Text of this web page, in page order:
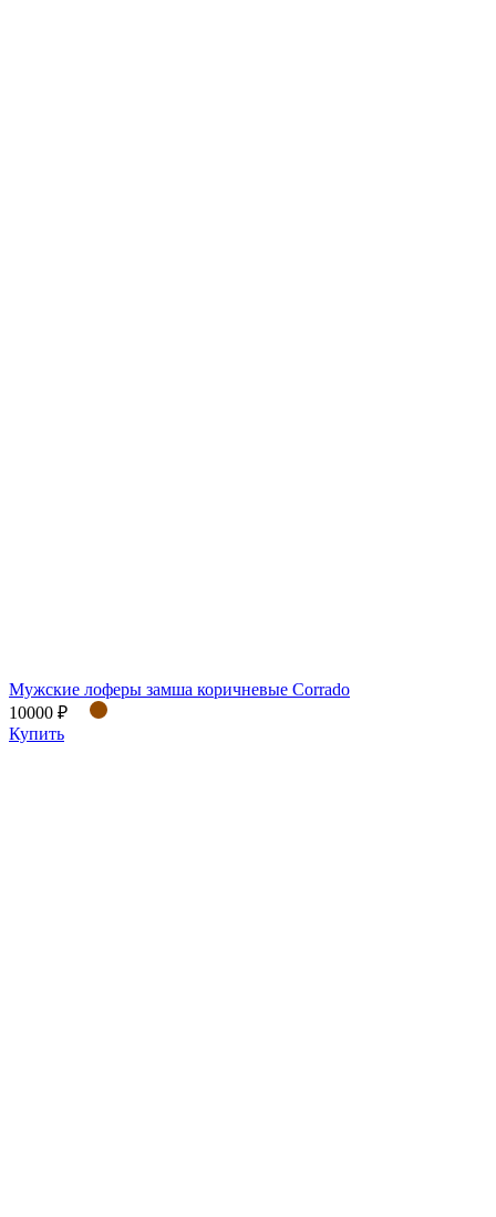
Мужские лоферы замша коричневые Corrado
10000 ₽
Купить